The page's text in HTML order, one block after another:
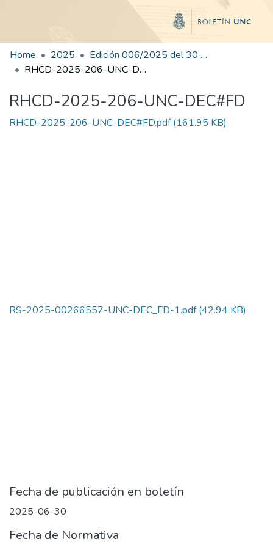
Home 2025
Edición 006/2025 del 30 de junio de 2025
RHCD-2025-206-UNC-DEC#FD
RHCD-2025-206-UNC-DEC#FD
RHCD-2025-206-UNC-DEC#FD.pdf(161.95 KB)
RS-2025-00266557-UNC-DEC_FD-1.pdf(42.94 KB)
Fecha de publicación en boletín
2025-06-30
Fecha de Normativa